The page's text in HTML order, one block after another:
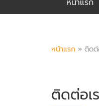
หน้าแรก » ติดต่
ติดต่อเ